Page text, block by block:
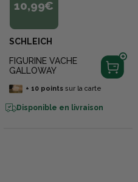
10,99€
SCHLEICH
FIGURINE VACHE
GALLOWAY
+ 10pointssur la carte
Disponible en livraison